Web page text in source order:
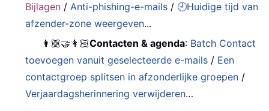
Bijlagen /Anti-phishing-e-mails / 🕘Huidige tijd van
afzender-zone weergeven...
👩🏼‍🤝‍👩🏻Contacten & agenda: Batch Contact
toevoegen vanuit geselecteerde e-mails / Een
contactgroep splitsen in afzonderlijke groepen /
Verjaardagsherinnering verwijderen…